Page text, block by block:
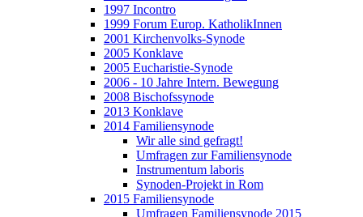
1997 Incontro
1999 Forum Europ. KatholikInnen
2001 Kirchenvolks-Synode
2005 Konklave
2005 Eucharistie-Synode
2006 - 10 Jahre Intern. Bewegung
2008 Bischofssynode
2013 Konklave
2014 Familiensynode
Wir alle sind gefragt!
Umfragen zur Familiensynode
Instrumentum laboris
Synoden-Projekt in Rom
2015 Familiensynode
Umfragen Familiensynode 2015